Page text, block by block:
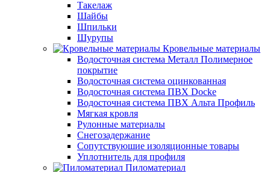
Такелаж
Шайбы
Шпильки
Шурупы
Кровельные материалы
Водосточная система Металл Полимерное
покрытие
Водосточная система оцинкованная
Водосточная система ПВХ Docke
Водосточная система ПВХ Альта Профиль
Мягкая кровля
Рулонные материалы
Снегозадержание
Сопутствуюшие изоляционные товары
Уплотнитель для профиля
Пиломатериал